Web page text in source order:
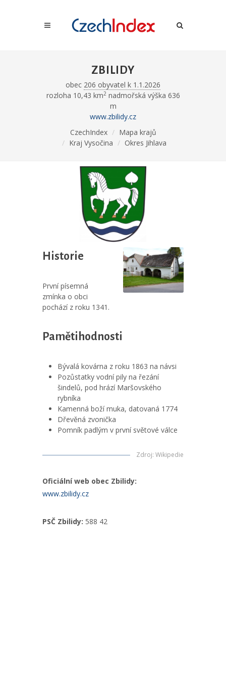
ZBILIDY
obec 206 obyvatel k 1.1.2026
rozloha 10,43 km2nadmořská výška 636
m
www.zbilidy.cz
CzechIndex
Mapa krajů
Kraj Vysočina
Okres Jihlava
Historie
První písemná
zmínka o obci
pochází z roku 1341.
Pamětihodnosti
Bývalá kovárna z roku 1863 na návsi
Pozůstatky vodní pily na řezání
šindelů, pod hrází Maršovského
rybníka
Kamenná boží muka, datovaná 1774
Dřevěná zvonička
Pomník padlým v první světové válce
Zdroj: Wikipedie
Oficiální web obec Zbilidy:
www.zbilidy.cz
PSČ Zbilidy: 588 42